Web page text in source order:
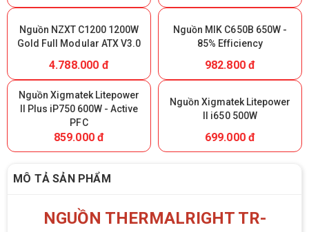
Nguồn NZXT C1200 1200W
Gold Full Modular ATX V3.0
4.788.000 đ
Nguồn MIK C650B 650W -
85% Efficiency
982.800 đ
Nguồn Xigmatek Litepower
II Plus iP750 600W - Active
PFC
859.000 đ
Nguồn Xigmatek Litepower
II i650 500W
699.000 đ
MÔ TẢ SẢN PHẨM
NGUỒN THERMALRIGHT TR-